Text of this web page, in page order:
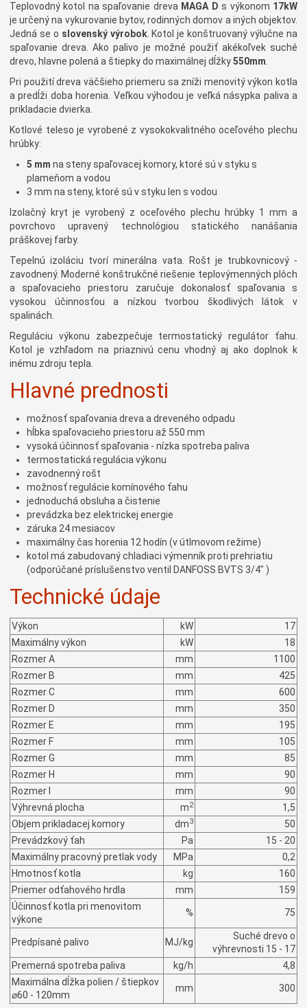
Teplovodný kotol na spaľovanie dreva MAGA D s výkonom 17kW
je určený na vykurovanie bytov, rodinných domov a iných objektov.
Jedná se o slovenský výrobok. Kotol je konštruovaný výlučne na
spaľovanie dreva. Ako palivo je možné použiť akékoľvek suché
drevo, hlavne polená a štiepky do maximálnej dĺžky550mm.
Pri použití dreva väčšieho priemeru sa zníži menovitý výkon kotla
a predĺži doba horenia. Veľkou výhodou je veľká násypka paliva a
prikladacie dvierka.
Kotlové teleso je vyrobené z vysokokvalitného oceľového plechu
hrúbky:
5 mm na steny spaľovacej komory, ktoré sú v styku s
plameňom a vodou
3 mm na steny, ktoré sú v styku len s vodou
Izolačný kryt je vyrobený z oceľového plechu hrúbky 1 mm a
povrchovo upravený technológiou statického nanášania
práškovej farby.
Tepelnú izoláciu tvorí minerálna vata. Rošt je trubkovnicový -
zavodnený. Moderné konštrukčné riešenie teplovýmenných plôch
a spaľovacieho priestoru zaručuje dokonalosť spaľovania s
vysokou účinnosťou a nízkou tvorbou škodlivých látok v
spalinách.
Reguláciu výkonu zabezpečuje termostatický regulátor ťahu.
Kotol je vzhľadom na priaznivú cenu vhodný aj ako doplnok k
inému zdroju tepla.
Hlavné prednosti
možnosť spaľovania dreva a dreveného odpadu
hĺbka spaľovacieho priestoru až 550 mm
vysoká účinnosť spaľovania - nízka spotreba paliva
termostatická regulácia výkonu
zavodnenný rošt
možnosť regulácie komínového ťahu
jednoduchá obsluha a čistenie
prevádzka bez elektrickej energie
záruka 24 mesiacov
maximálny čas horenia 12 hodín (v útlmovom režime)
kotol má zabudovaný chladiaci výmenník proti prehriatiu
(odporúčané príslušenstvo ventil DANFOSS BVTS 3/4" )
Technické údaje
Výkon kW
17
Maximálny výkon
kW
18
Rozmer A
mm
1100
Rozmer B
mm
425
Rozmer C
mm
600
Rozmer D
mm
350
Rozmer E
mm
195
Rozmer F
mm
105
Rozmer G
mm
85
Rozmer H
mm
90
Rozmer I
mm
90
Výhrevná plocha
m2
1,5
Objem prikladacej komory
dm3
50
Prevádzkový ťah
Pa
15 - 20
Maximálny pracovný pretlak vody
MPa
0,2
Hmotnosť kotla
kg
160
Priemer odťahového hrdla
mm
159
Účinnosť kotla pri menovitom
výkone
% 75
Predpísané palivo MJ/kg
Suché drevo o
výhrevnosti 15 - 17
Premerná spotreba paliva
kg/h
4,8
Maximálna dĺžka polien / štiepkov
⌀60 - 120mm
mm 300